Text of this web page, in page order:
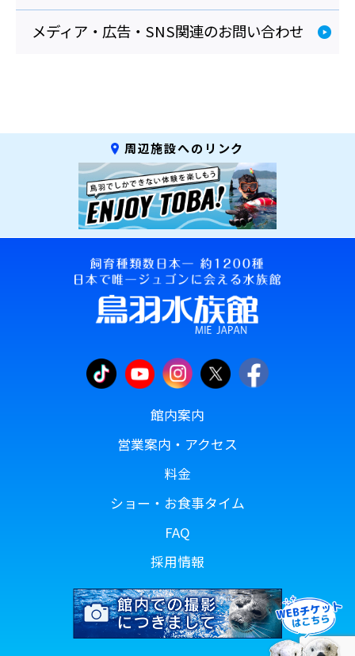
当社への個人情報のご提供は任意です。な
5.開示等の受付・窓口
提供していただいた個人情報については、
利用目的の通知、訂正・追加又は削除、利
用又は提供の拒否の求めに応じます。お申
し出は、下記の窓口にて受付けます。 な
お、この方法によらない求めには応じられ
ない場合がありますのでご了承ください。
て個人情報を取得する場合について
当サイトでは、「Cookie（クッキー）」
を利用しています。Cookieによって、当社
がお客様の個人情報を取得することはあり
【個人情報問合せ窓口】
お手紙かFAXで下記まで連絡ください。
窓口の名称 個人情報問合せ窓口連絡先
住所 〒517-8517 三重県鳥羽市鳥羽3-3-
メディア・広告・SNS関連のお問い合わせ
周辺施設へのリンク
館内案内
営業案内・アクセス
料金
ショー・お食事タイム
FAQ
採用情報